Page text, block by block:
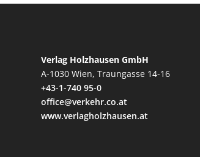
Verlag Holzhausen GmbH
A-1030 Wien, Traungasse 14-16
+43-1-740 95-0
office@verkehr.co.at
www.verlagholzhausen.at